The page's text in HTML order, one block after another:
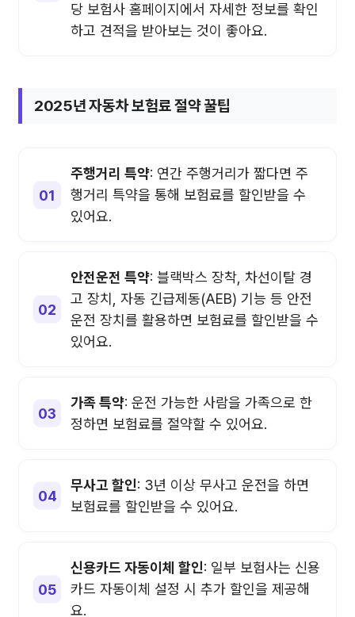
당 보험사 홈페이지에서 자세한 정보를 확인
하고 견적을 받아보는 것이 좋아요.
2025년 자동차 보험료 절약 꿀팁
주행거리 특약: 연간 주행거리가 짧다면 주
행거리 특약을 통해 보험료를 할인받을 수
있어요.
안전운전 특약: 블랙박스 장착, 차선이탈 경
고 장치, 자동 긴급제동(AEB) 기능 등 안전
운전 장치를 활용하면 보험료를 할인받을 수
있어요.
가족 특약: 운전 가능한 사람을 가족으로 한
정하면 보험료를 절약할 수 있어요.
무사고 할인: 3년 이상 무사고 운전을 하면
보험료를 할인받을 수 있어요.
신용카드 자동이체 할인: 일부 보험사는 신용
카드 자동이체 설정 시 추가 할인을 제공해
요.